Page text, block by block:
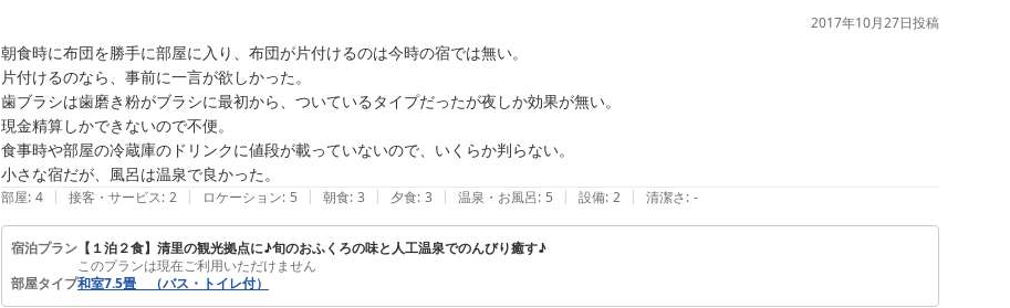
2017年10月27日投稿
朝食時に布団を勝手に部屋に入り、布団が片付けるのは今時の宿では無い。
片付けるのなら、事前に一言が欲しかった。
歯ブラシは歯磨き粉がブラシに最初から、ついているタイプだったが夜しか効果が無い。
現金精算しかできないので不便。
食事時や部屋の冷蔵庫のドリンクに値段が載っていないので、いくらか判らない。
小さな宿だが、風呂は温泉で良かった。
部屋: 4 | 接客・サービス: 2 | ロケーション: 5 | 朝食: 3 | 夕食: 3 | 温泉・お風呂: 5 | 設備: 2 | 清潔さ: -
宿泊プラン 【１泊２食】清里の観光拠点に♪旬のおふくろの味と人工温泉でのんびり癒す♪
このプランは現在ご利用いただけません
部屋タイプ和室7.5畳 （バス・トイレ付）